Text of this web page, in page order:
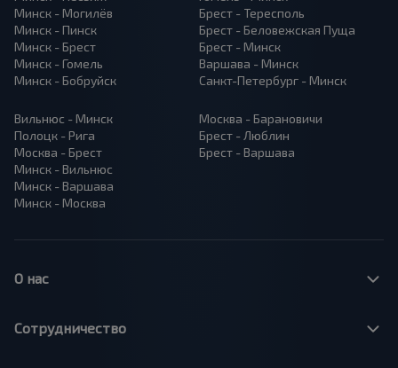
Минск - Могилёв
Минск - Пинск
Минск - Брест
Минск - Гомель
Минск - Бобруйск
Брест - Тересполь
Брест - Беловежская Пуща
Брест - Минск
Варшава - Минск
Санкт-Петербург - Минск
Вильнюс - Минск
Полоцк - Рига
Москва - Брест
Минск - Вильнюс
Минск - Варшава
Минск - Москва
Москва - Барановичи
Брест - Люблин
Брест - Варшава
О нас
Сотрудничество